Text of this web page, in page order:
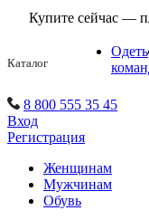
Купите сейчас —
Каталог
Одеть
8 800 555 35 45
Вход
Регистрация
Женщинам
Мужчинам
Обувь